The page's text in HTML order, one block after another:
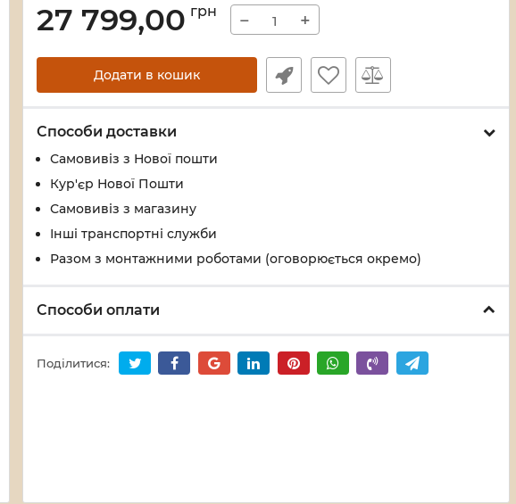
27 799,00 грн − +
Додати в кошик
Способи доставки
Самовивіз з Нової пошти
Кур'єр Нової Пошти
Самовивіз з магазину
Інші транспортні служби
Разом з монтажними роботами (оговорюється окремо)
Способи оплати
Поділитися: